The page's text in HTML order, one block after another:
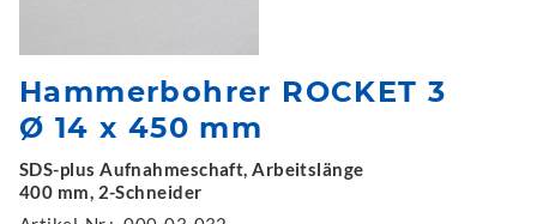
Hammerbohrer ROCKET 3
Ø 14 x 450 mm
SDS-plus Aufnahmeschaft, Arbeitslänge
400 mm, 2-Schneider